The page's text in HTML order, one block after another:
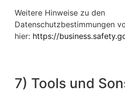
Weitere Hinweise zu den
Datenschutzbestimmungen
hier: https://
7) Tools und